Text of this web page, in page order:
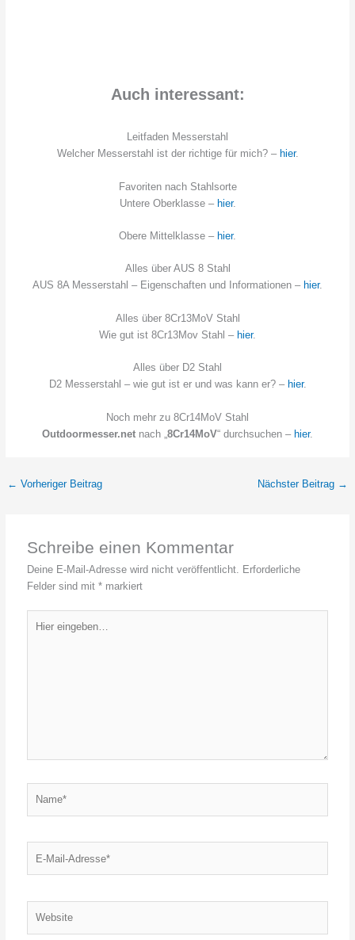
Auch interessant:
Leitfaden Messerstahl
Welcher Messerstahl ist der richtige für mich? – hier.
Favoriten nach Stahlsorte
Untere Oberklasse – hier.
Obere Mittelklasse – hier.
Alles über AUS 8 Stahl
AUS 8A Messerstahl – Eigenschaften und Informationen – hier.
Alles über 8Cr13MoV Stahl
Wie gut ist 8Cr13Mov Stahl – hier.
Alles über D2 Stahl
D2 Messerstahl – wie gut ist er und was kann er? – hier.
Noch mehr zu 8Cr14MoV Stahl
Outdoormesser.net nach „ 8Cr14MoV“ durchsuchen – hier.
← Vorheriger Beitrag Nächster Beitrag →
Schreibe einen Kommentar
Deine E-Mail-Adresse wird nicht veröffentlicht. Erforderliche
Felder sind mit* markiert
eingeben…
Mail-